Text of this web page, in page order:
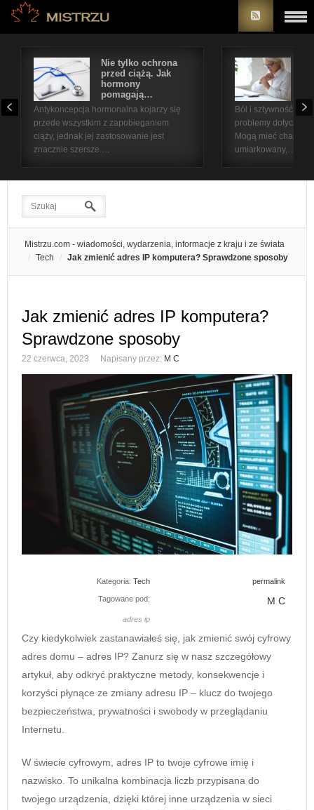
Nie tylko ochrona
przed ciążą. Jak
hormony
pomagają…
Antykoncepcja hormonalna kojarzy się
przede wszystkim z zapobieganiem
ciąży, jednak jej zastosowanie jest
znacznie szersze.…
Ból i sztywność
problemy
Mogą mieć
umiarkowany,…
Mistrzu.com - wiadomości, wydarzenia, informacje z kraju i ze świata
Tech
Jak zmienić adres IP komputera? Sprawdzone sposoby
Jak zmienić adres IP komputera?
Sprawdzone sposoby
22 czerwca, 2023 Napisany przez: M C
Kategoria: Tech permalink
Tagowane pod:
adres ip
M C
Czy kiedykolwiek zastanawiałeś się, jak zmienić swój cyfrowy
adres domu – adres IP? Zanurz się w nasz szczegółowy
artykuł, aby odkryć praktyczne metody, konsekwencje i
korzyści płynące ze zmiany adresu IP – klucz do twojego
bezpieczeństwa, prywatności i swobody w przeglądaniu
Internetu.
W świecie cyfrowym, adres IP to twoje cyfrowe imię i
nazwisko. To unikalna kombinacja liczb przypisana do
twojego urządzenia, dzięki której inne urządzenia w sieci